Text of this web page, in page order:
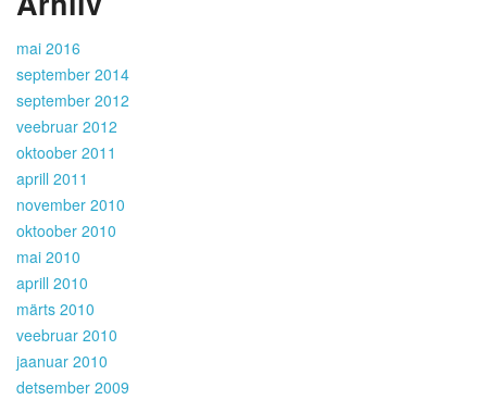
mai 2016
september 2014
september 2012
veebruar 2012
oktoober 2011
aprill 2011
november 2010
oktoober 2010
mai 2010
aprill 2010
märts 2010
veebruar 2010
jaanuar 2010
detsember 2009